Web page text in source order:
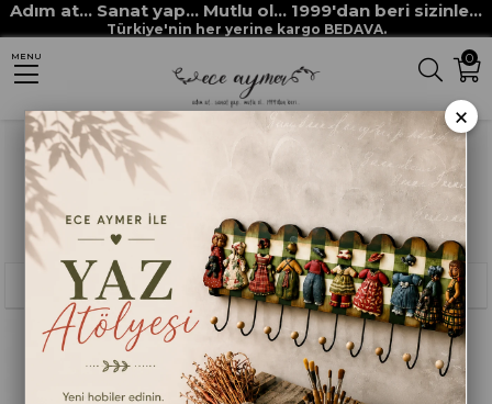
Adım at... Sanat yap... Mutlu ol... 1999'dan beri sizinle...
Türkiye'nin her yerine kargo BEDAVA.
0
MENU
Anasayfa MUSTAFA USTA
Filtreleme
Sıralama
×